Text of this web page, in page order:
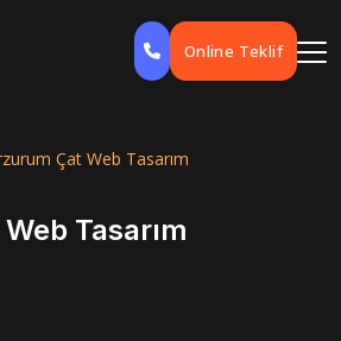
Online Teklif
Çat Web Tasarım
Tasarım